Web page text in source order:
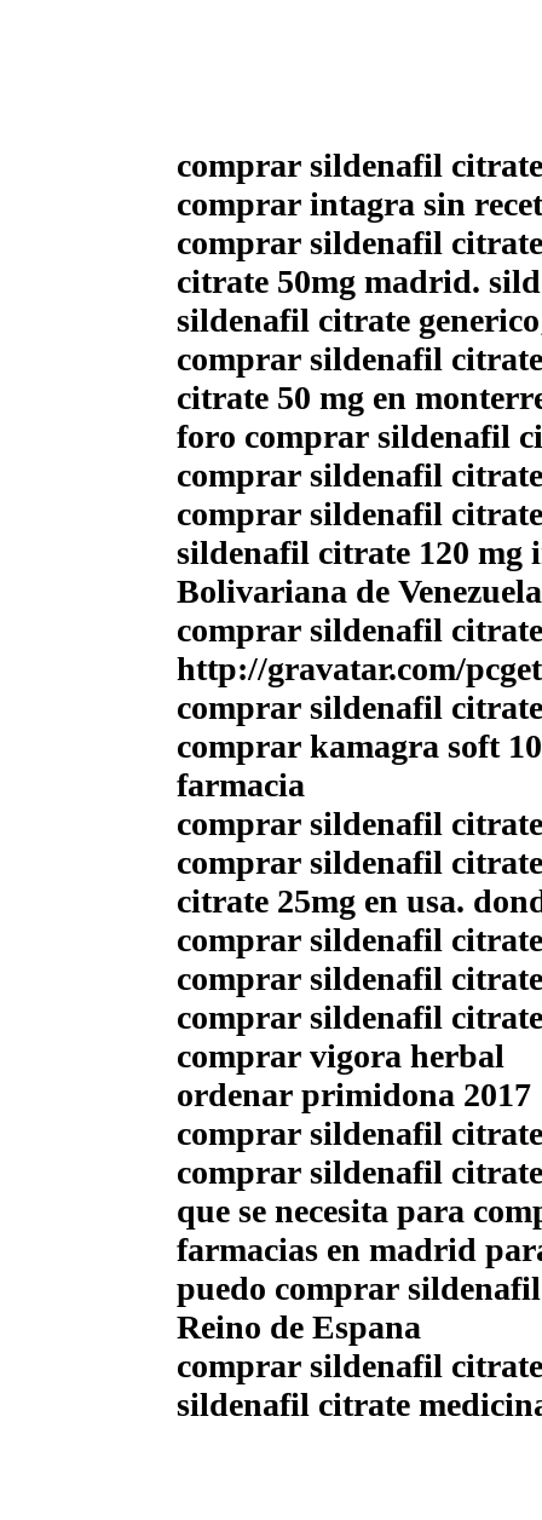
comprar sildenafil
comprar intagra sin
comprar sildenafil
citrate 50mg madrid.
sildenafil citrate
comprar sildenafil
citrate 50 mg en
foro comprar sildenafil
comprar sildenafil
comprar sildenafil
sildenafil citrate 120 mg
Bolivariana de Venezuela
comprar sildenafil citrate
http://gravatar.com/
comprar sildenafil
comprar kamagra soft
farmacia
comprar sildenafil
comprar sildenafil
citrate 25mg en usa.
comprar sildenafil
comprar sildenafil
comprar sildenafil
comprar vigora herbal
ordenar primidona 2017
comprar sildenafil citrate
comprar sildenafil
que se necesita para
farmacias en madrid
puedo comprar
Reino de Espana
comprar sildenafil
sildenafil citrate